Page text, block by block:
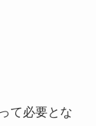
て必要とな